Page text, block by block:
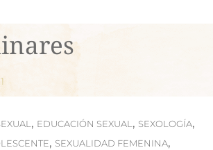
, EDUCACIÓN SEXUAL , SEXOLOGÍA,
, SEXUALIDAD FEMENINA,